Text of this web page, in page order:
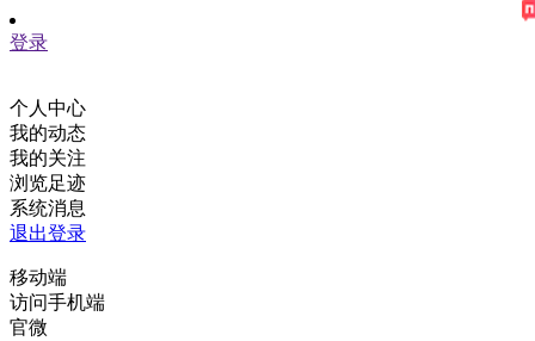
登录
个人中心
我的动态
我的关注
浏览足迹
系统消息
退出登录
移动端
访问手机端
官微